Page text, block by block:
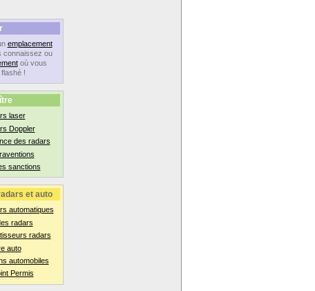
emplacement
connaissez ou
où vous
!
laser
Doppler
des radars
sanctions
et auto
automatiques
radars
radars
auto
automobiles
Permis